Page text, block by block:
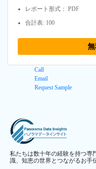
レポート形式： PDF
合計表: 100
Call
Email
Request Sample
私たちは数十年の経験を持つ専
識、知恵の世界とつながるお手